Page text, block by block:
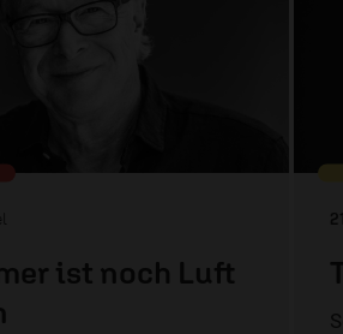
ist noch Luft